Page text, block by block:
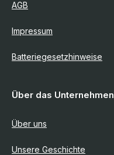
AGB
Impressum
Batteriegesetzhinweise
Über das Unternehmen
Über uns
Unsere Geschichte